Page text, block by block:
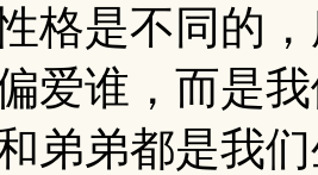
格是不同的
爱谁，而是
弟弟都是我